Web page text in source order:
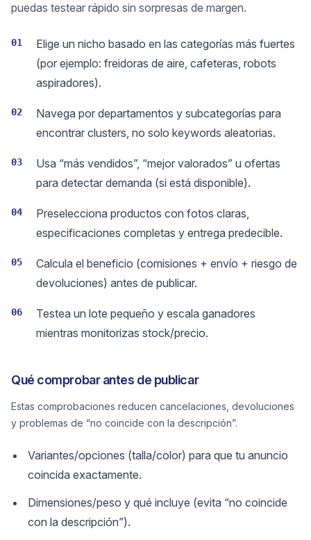
puedas testear rápido sin sorpresas de margen.
01
Elige un nicho basado en las categorías más fuertes
(por ejemplo: freidoras de aire, cafeteras, robots
aspiradores).
02
Navega por departamentos y subcategorías para
encontrar clusters, no solo keywords aleatorias.
03
Usa “más vendidos”, “mejor valorados” u ofertas
para detectar demanda (si está disponible).
04
Preselecciona productos con fotos claras,
especificaciones completas y entrega predecible.
05
Calcula el beneficio (comisiones + envío + riesgo de
devoluciones) antes de publicar.
06
Testea un lote pequeño y escala ganadores
mientras monitorizas stock/precio.
Qué comprobar antes de publicar
Estas comprobaciones reducen cancelaciones, devoluciones
y problemas de “no coincide con la descripción”.
Variantes/opciones (talla/color) para que tu anuncio
coincida exactamente.
Dimensiones/peso y qué incluye (evita “no coincide
con la descripción”).